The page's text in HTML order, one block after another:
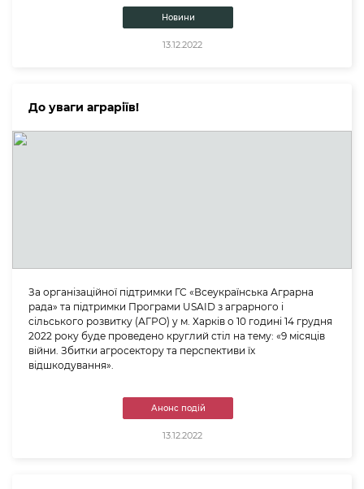
Новини
13.12.2022
До уваги аграріїв!
За організаційної підтримки ГС «Всеукраїнська Аграрна
рада» та підтримки Програми USAID з аграрного і
сільського розвитку (АГРО) у м. Харків о 10 годині 14 грудня
2022 року буде проведено круглий стіл на тему: «9 місяців
війни. Збитки агросектору та перспективи їх
відшкодування».
Анонс подій
13.12.2022